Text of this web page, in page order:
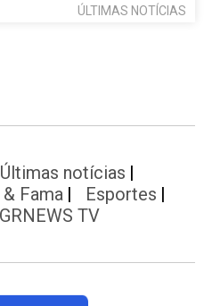
ÚLTIMAS NOTÍCIAS
Últimas notícias
Fama
Esportes
GRNEWS TV